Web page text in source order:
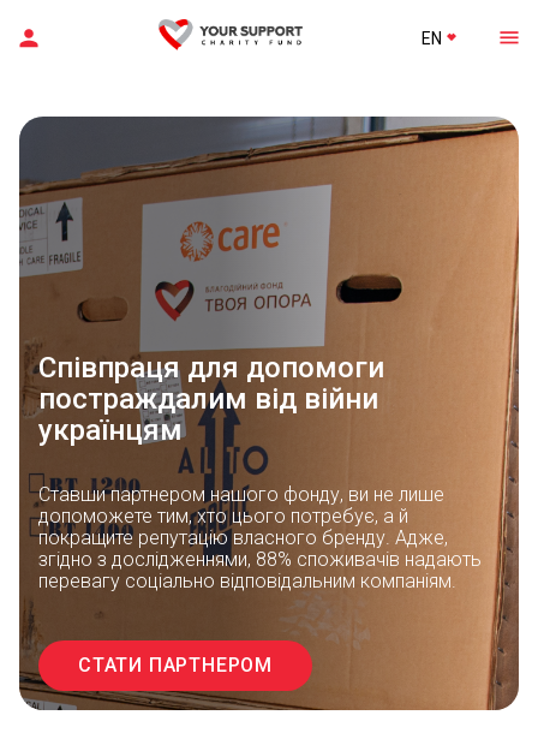
EN
Співпраця для допомоги
постраждалим від війни
українцям
Ставши партнером нашого фонду, ви не лише
допоможете тим, хто цього потребує, а й
покращите репутацію власного бренду. Адже,
згідно з дослідженнями, 88% споживачів надають
перевагу соціально відповідальним компаніям.
СТАТИ ПАРТНЕРОМ